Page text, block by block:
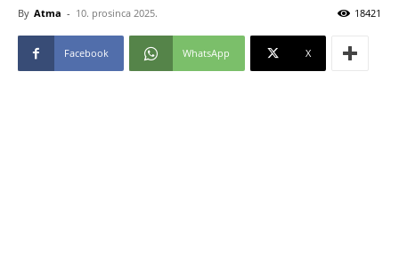
By Atma - 10. prosinca 2025. 18421
Facebook WhatsApp X